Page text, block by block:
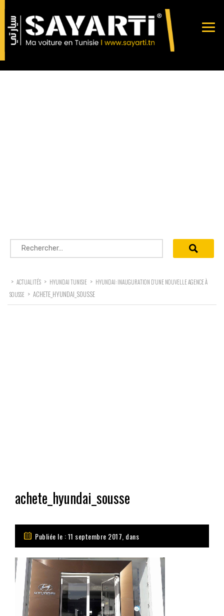
Rechercher :
> ACTUALITÉS > HYUNDAI TUNISIE > HYUNDAI: INAUGURATION D’UNE NOUVELLE AGENCE À
SOUSSE > ACHETE_HYUNDAI_SOUSSE
achete_hyundai_sousse
Publiée le : 11 septembre 2017, dans